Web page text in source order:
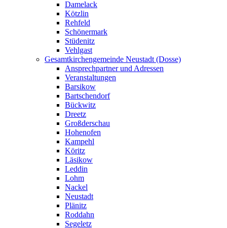
Damelack
Kötzlin
Rehfeld
Schönermark
Stüdenitz
Vehlgast
Gesamtkirchengemeinde Neustadt (Dosse)
Ansprechpartner und Adressen
Veranstaltungen
Barsikow
Bartschendorf
Bückwitz
Dreetz
Großderschau
Hohenofen
Kampehl
Köritz
Läsikow
Leddin
Lohm
Nackel
Neustadt
Plänitz
Roddahn
Segeletz